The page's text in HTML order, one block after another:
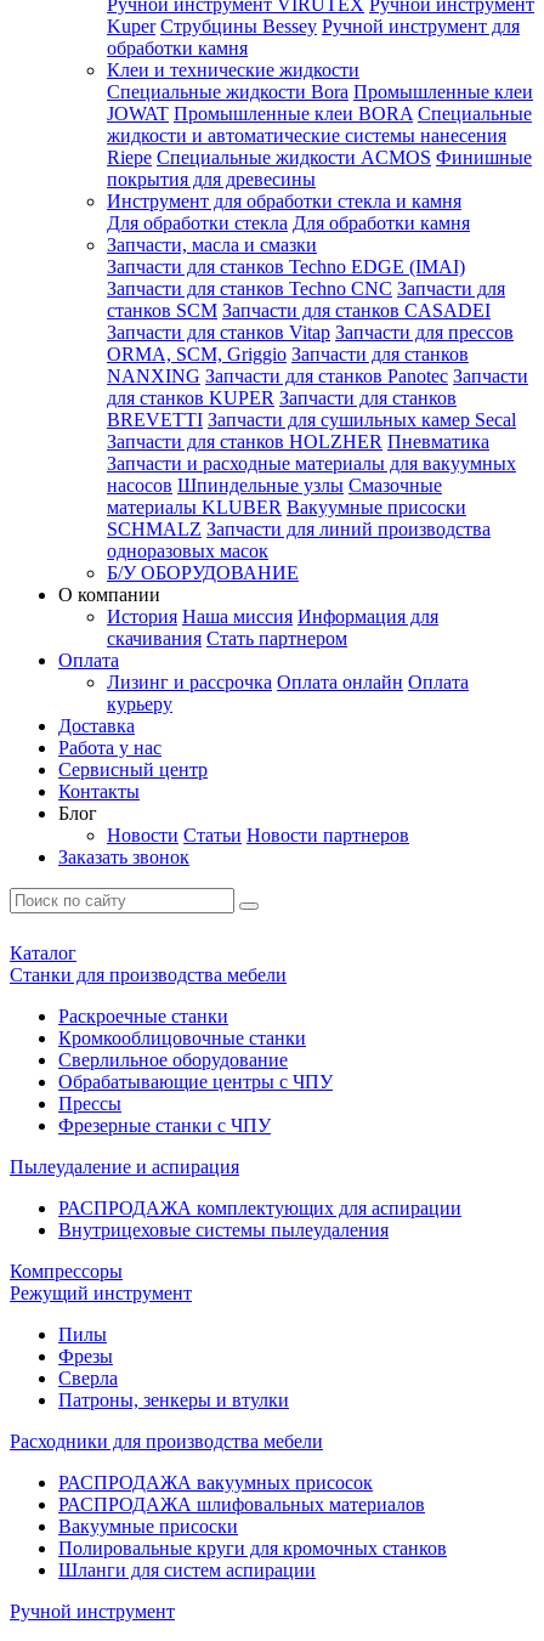
Ручной инструмент VIRUTEX Ручной инструмент
Kuper Струбцины Bessey Ручной инструмент для
обработки камня
Клеи и технические жидкости
Специальные жидкости Bora Промышленные клеи
JOWAT Промышленные клеи BORA Специальные
жидкости и автоматические системы нанесения
Riepe Специальные жидкости ACMOS Финишные
покрытия для древесины
Инструмент для обработки стекла и камня
Для обработки стекла Для обработки камня
Запчасти, масла и смазки
Запчасти для станков Techno EDGE (IMAI)
Запчасти для станков Techno CNC Запчасти для
станков SCM Запчасти для станков CASADEI
Запчасти для станков Vitap Запчасти для прессов
ORMA, SCM, Griggio Запчасти для станков
NANXING Запчасти для станков Panotec Запчасти
для станков KUPER Запчасти для станков
BREVETTI Запчасти для сушильных камер Secal
Запчасти для станков HOLZHER Пневматика
Запчасти и расходные материалы для вакуумных
насосов Шпиндельные узлы Смазочные
материалы KLUBER Вакуумные присоски
SCHMALZ Запчасти для линий производства
одноразовых масок
Б/У ОБОРУДОВАНИЕ
О компании
История Наша миссия Информация для
скачивания Стать партнером
Оплата
Лизинг и рассрочка Оплата онлайн Оплата
курьеру
Доставка
Работа у нас
Сервисный центр
Контакты
Блог
Новости Статьи Новости партнеров
Заказать звонок
Каталог
Станки для производства мебели
Раскроечные станки
Кромкооблицовочные станки
Сверлильное оборудование
Обрабатывающие центры с ЧПУ
Прессы
Фрезерные станки с ЧПУ
Пылеудаление и аспирация
РАСПРОДАЖА комплектующих для аспирации
Внутрицеховые системы пылеудаления
Компрессоры
Режущий инструмент
Пилы
Фрезы
Сверла
Патроны, зенкеры и втулки
Расходники для производства мебели
РАСПРОДАЖА вакуумных присосок
РАСПРОДАЖА шлифовальных материалов
Вакуумные присоски
Полировальные круги для кромочных станков
Шланги для систем аспирации
Ручной инструмент